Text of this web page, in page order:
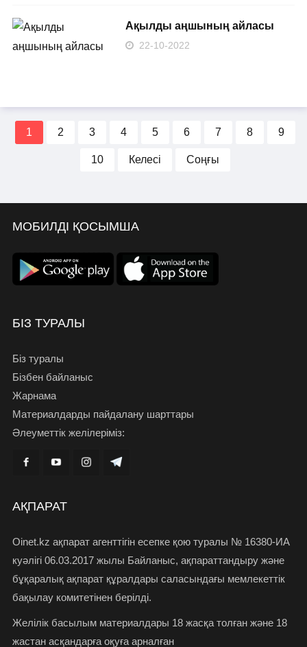
Ақылды аңшының айласы
22-10-2022
1 2 3 4 5 6 7 8 9
10 Келесі Соңғы
МОБИЛДІ ҚОСЫМША
БІЗ ТУРАЛЫ
Біз туралы
Бізбен байланыс
Жарнама
Материалдарды пайдалану шарттары
Әлеуметтік желілеріміз:
АҚПАРАТ
Oinet.kz ақпарат агенттігін есепке қою туралы № 16380-ИА
куәлігі 06.03.2017 жылы Байланыс, ақпараттандыру және
бұқаралық ақпарат құралдары саласындағы мемлекеттік
бақылау комитетінен берілді.
Желілік басылым материалдары 18 жасқа толған және 18
жастан асқандарға оқуға арналған